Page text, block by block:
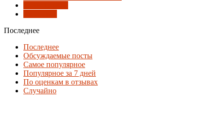
Последнее
Последнее
Обсуждаемые посты
Самое популярное
Популярное за 7 дней
По оценкам в отзывах
Случайно